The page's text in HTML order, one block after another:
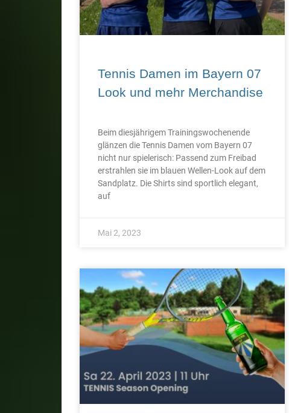
Tennis Damen im Bayern 07
Look und mehr Merchandise
Beim diesjährigem Trainingswochenende
glänzen die Tennis Damen vom Bayern 07
nicht nur spielerisch: Passend zum Freibad
erstrahlen sie im blauen Wellen-Look auf dem
Sandplatz. Die Shirts sind sportlich elegant,
auf
Mai 2, 2023